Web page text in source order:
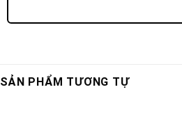
SẢN PHẨM TƯƠNG TỰ